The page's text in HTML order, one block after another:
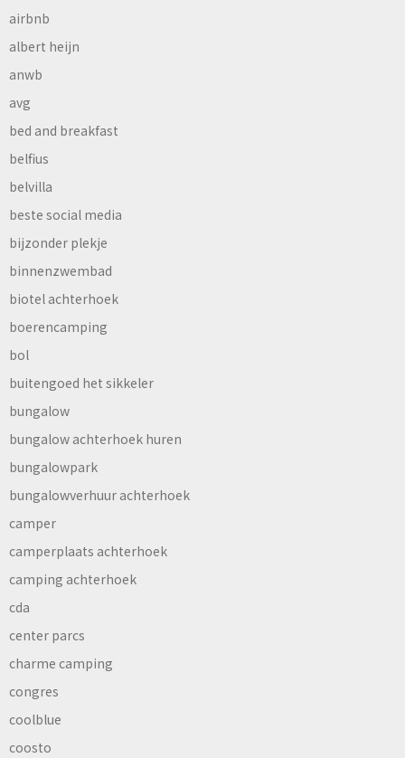
airbnb
albert heijn
anwb
avg
bed and breakfast
belfius
belvilla
beste social media
bijzonder plekje
binnenzwembad
biotel achterhoek
boerencamping
bol
buitengoed het sikkeler
bungalow
bungalow achterhoek huren
bungalowpark
bungalowverhuur achterhoek
camper
camperplaats achterhoek
camping achterhoek
cda
center parcs
charme camping
congres
coolblue
coosto